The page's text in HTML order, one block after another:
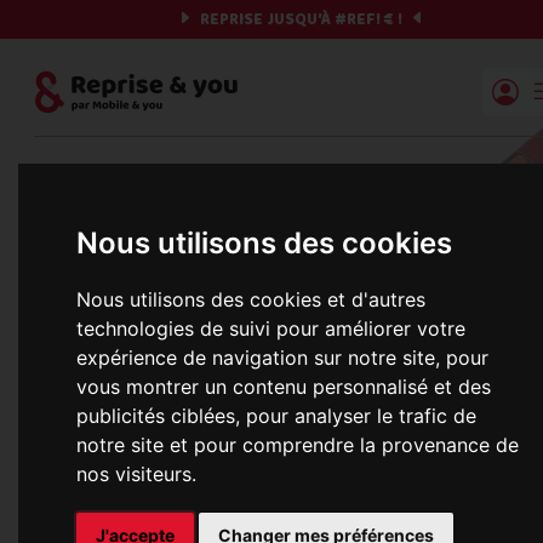
Nous utilisons des cookies
Nous utilisons des cookies et d'autres
technologies de suivi pour améliorer votre
expérience de navigation sur notre site, pour
vous montrer un contenu personnalisé et des
publicités ciblées, pour analyser le trafic de
notre site et pour comprendre la provenance de
nos visiteurs.
J'accepte Changer mes préférences
REPRISE JUSQU'À #REF!€ !
Reprise | Mobile & you
Et si on commençait ?
Préparez votre chrono et vos informations,
c'est parti !
Nous récupérons les meilleures
Une erreur est survenue :